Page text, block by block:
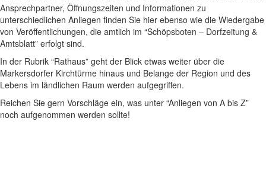
Ansprechpartner, Öffnungszeiten und Informationen zu
unterschiedlichen Anliegen finden Sie hier ebenso wie die Wiedergabe
von Veröffentlichungen, die amtlich im “Schöpsboten – Dorfzeitung &
Amtsblatt” erfolgt sind.
In der Rubrik “Rathaus” geht der Blick etwas weiter über die
Markersdorfer Kirchtürme hinaus und Belange der Region und des
Lebens im ländlichen Raum werden aufgegriffen.
Reichen Sie gern Vorschläge ein, was unter “Anliegen von A bis Z”
noch aufgenommen werden sollte!